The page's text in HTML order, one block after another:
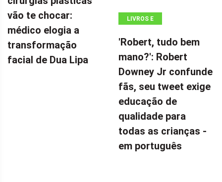
vão te chocar:
médico elogia a
transformação
facial de Dua Lipa
LIVROS E
'Robert, tudo bem
mano?': Robert
Downey Jr confunde
fãs, seu tweet exige
educação de
qualidade para
todas as crianças -
em português